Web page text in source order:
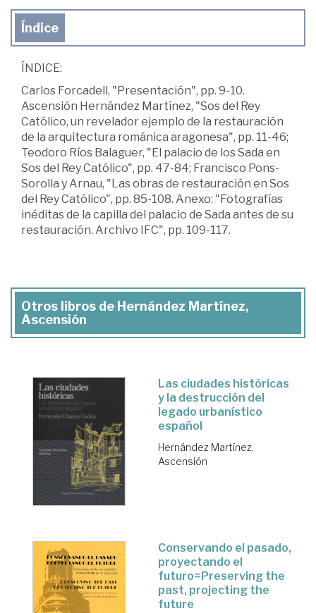
Índice
ÍNDICE:
Carlos Forcadell, "Presentación", pp. 9-10.
Ascensión Hernández Martínez, "Sos del Rey
Católico, un revelador ejemplo de la restauración
de la arquitectura románica aragonesa", pp. 11-46;
Teodoro Ríos Balaguer, "El palacio de los Sada en
Sos del Rey Católico", pp. 47-84; Francisco Pons-
Sorolla y Arnau, "Las obras de restauración en Sos
del Rey Católico", pp. 85-108. Anexo: "Fotografías
inéditas de la capilla del palacio de Sada antes de su
restauración. Archivo IFC", pp. 109-117.
Otros libros de Hernández Martínez,
Ascensión
Las ciudades históricas
y la destrucción del
legado urbanístico
español
Hernández Martínez,
Ascensión
Conservando el pasado,
proyectando el
futuro=Preserving the
past, projecting the
future